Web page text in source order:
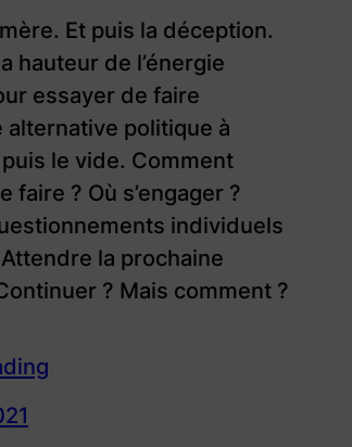
Et puis la déception.
hauteur de l’énergie
essayer de faire
alternative politique à
le vide. Comment
faire ? Où s’engager ?
individuels
la prochaine
? Mais comment ?